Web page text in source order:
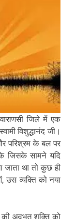
जिले में एक
विशुद्धानंद जी।
परिश्रम के बल पर
जिसके सामने यदि
जाता था तो कुछ ही
उस व्यक्ति को नया
की अदभुत शक्ति को